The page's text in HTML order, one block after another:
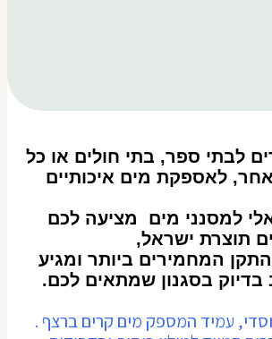
לבתי ספר, בתי חולים או כל
אחר, לאספקת מים איכותיים
למסנני מים מציעה לכם
תוצרת ישראל,
המחמירים ביותר ומגיע
בדיוק בסגנון שמתאים לכם.
עמיד המספק מים קרים ברצף .